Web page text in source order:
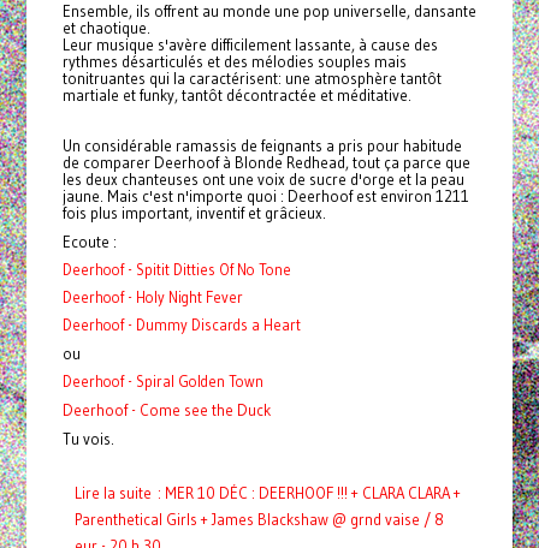
Ensemble, ils offrent au monde une pop universelle, dansante
et chaotique.
Leur musique s'avère difficilement lassante, à cause des
rythmes désarticulés et des mélodies souples mais
tonitruantes qui la caractérisent: une atmosphère tantôt
martiale et funky, tantôt décontractée et méditative.
Un considérable ramassis de feignants a pris pour habitude
de comparer Deerhoof à Blonde Redhead, tout ça parce que
les deux chanteuses ont une voix de sucre d'orge et la peau
jaune. Mais c'est n'importe quoi : Deerhoof est environ 1211
fois plus important, inventif et grâcieux.
Ecoute :
Deerhoof - Spitit Ditties Of No Tone
Deerhoof - Holy Night Fever
Deerhoof - Dummy Discards a Heart
ou
Deerhoof - Spiral Golden Town
Deerhoof - Come see the Duck
Tu vois.
Lire la suite : MER 10 DÉC : DEERHOOF !!! + CLARA CLARA +
Parenthetical Girls + James Blackshaw @ grnd vaise / 8